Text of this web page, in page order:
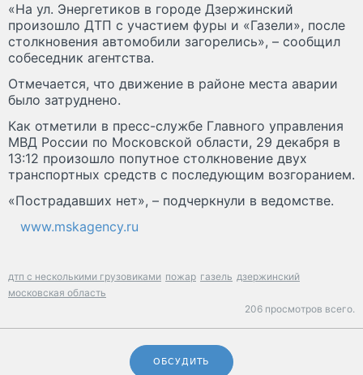
«На ул. Энергетиков в городе Дзержинский
произошло ДТП с участием фуры и «Газели», после
столкновения автомобили загорелись», – сообщил
собеседник агентства.
Отмечается, что движение в районе места аварии
было затруднено.
Как отметили в пресс-службе Главного управления
МВД России по Московской области, 29 декабря в
13:12 произошло попутное столкновение двух
транспортных средств с последующим возгоранием.
«Пострадавших нет», – подчеркнули в ведомстве.
www.mskagency.ru
дтп с несколькими грузовиками пожар газель дзержинский
московская область
206 просмотров всего.
ОБСУДИТЬ